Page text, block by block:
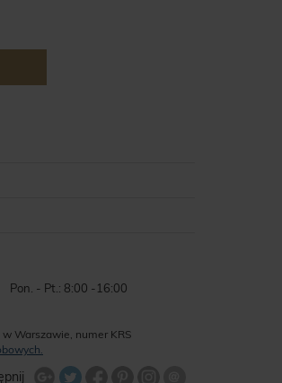
Pon. - Pt.: 8:00 -16:00
Warszawie, numer KRS
Udostępnij na Twitterze